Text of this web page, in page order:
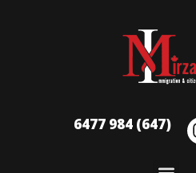
(647) 984 6477